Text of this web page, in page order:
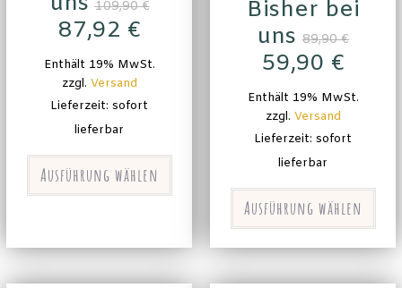
109,90€
87,92 €
Enthält 19% MwSt.
zzgl. Versand
Lieferzeit: sofort
lieferbar
Ausführung wählen
Bisher bei
uns 89,90€
59,90 €
Enthält 19% MwSt.
zzgl. Versand
Lieferzeit: sofort
lieferbar
Ausführung wählen